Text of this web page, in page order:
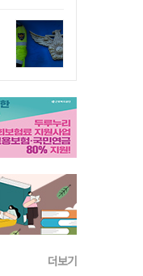
더보기